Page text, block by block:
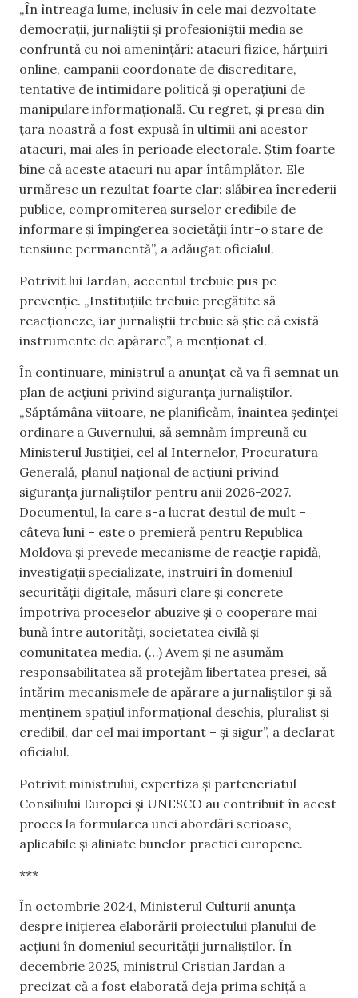
„În întreaga lume, inclusiv în cele mai dezvoltate
democrații, jurnaliștii și profesioniștii media se
confruntă cu noi amenințări: atacuri fizice, hărțuiri
online, campanii coordonate de discreditare,
tentative de intimidare politică și operațiuni de
manipulare informațională. Cu regret, și presa din
țara noastră a fost expusă în ultimii ani acestor
atacuri, mai ales în perioade electorale. Știm foarte
bine că aceste atacuri nu apar întâmplător. Ele
urmăresc un rezultat foarte clar: slăbirea încrederii
publice, compromiterea surselor credibile de
informare și împingerea societății într-o stare de
tensiune permanentă”, a adăugat oficialul.
Potrivit lui Jardan, accentul trebuie pus pe
prevenție. „Instituțiile trebuie pregătite să
reacționeze, iar jurnaliștii trebuie să știe că există
instrumente de apărare”, a menționat el.
În continuare, ministrul a anunțat că va fi semnat un
plan de acțiuni privind siguranța jurnaliștilor.
„Săptămâna viitoare, ne planificăm, înaintea ședinței
ordinare a Guvernului, să semnăm împreună cu
Ministerul Justiției, cel al Internelor, Procuratura
Generală, planul național de acțiuni privind
siguranța jurnaliștilor pentru anii 2026-2027.
Documentul, la care s-a lucrat destul de mult –
câteva luni – este o premieră pentru Republica
Moldova și prevede mecanisme de reacție rapidă,
investigații specializate, instruiri în domeniul
securității digitale, măsuri clare și concrete
împotriva proceselor abuzive și o cooperare mai
bună între autorități, societatea civilă și
comunitatea media. (…) Avem și ne asumăm
responsabilitatea să protejăm libertatea presei, să
întărim mecanismele de apărare a jurnaliștilor și să
menținem spațiul informațional deschis, pluralist și
credibil, dar cel mai important – și sigur”, a declarat
oficialul.
Potrivit ministrului, expertiza și parteneriatul
Consiliului Europei și UNESCO au contribuit în acest
proces la formularea unei abordări serioase,
aplicabile și aliniate bunelor practici europene.
***
În octombrie 2024, Ministerul Culturii anunța
despre inițierea elaborării proiectului planului de
acțiuni în domeniul securității jurnaliștilor. În
decembrie 2025, ministrul Cristian Jardan a
precizat că a fost elaborată deja prima schiță a